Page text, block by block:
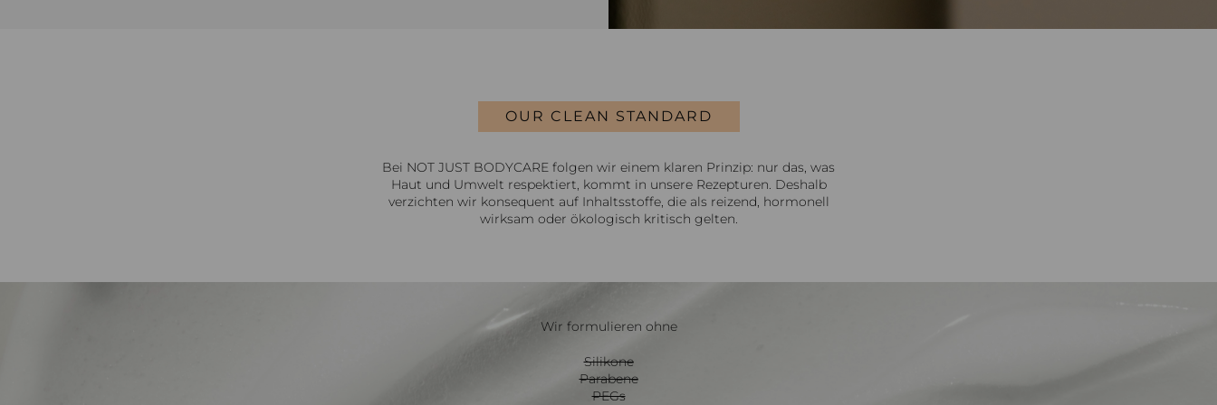
OUR CLEAN STANDARD
Bei NOT JUST BODYCARE folgen wir einem klaren Prinzip: nur das, was
Haut und Umwelt respektiert, kommt in unsere Rezepturen. Deshalb
verzichten wir konsequent auf Inhaltsstoffe, die als reizend, hormonell
wirksam oder ökologisch kritisch gelten.
Wir formulieren ohne
Silikone
Parabene
PEGs